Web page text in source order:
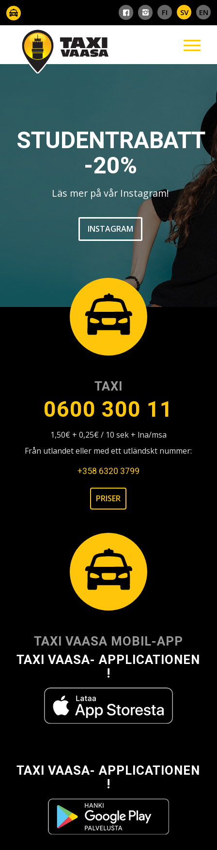
STUDENTRABATT
-20%
Läs mer på vår Instagram!
INSTAGRAM
TAXI
0600 300 11
1,50€ + 0,25€ / 10 sek + lna/msa
Från utlandet eller med ett utländskt nummer:
+358 6320 3799
PRISER
TAXI VAASA MOBIL-APP
TAXI VAASA- APPLICATIONEN
!
TAXI VAASA- APPLICATIONEN
!